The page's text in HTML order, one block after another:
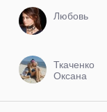
Любовь
Ткаченко
Оксана